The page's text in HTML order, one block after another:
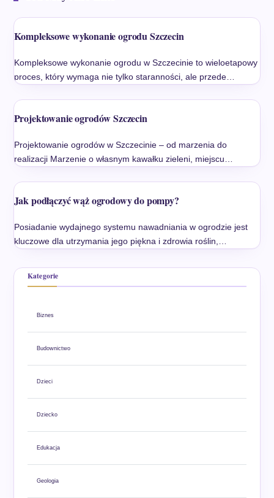
Kompleksowe wykonanie ogrodu Szczecin
Kompleksowe wykonanie ogrodu w Szczecinie to wieloetapowy
proces, który wymaga nie tylko staranności, ale przede…
Projektowanie ogrodów Szczecin
Projektowanie ogrodów w Szczecinie – od marzenia do
realizacji Marzenie o własnym kawałku zieleni, miejscu…
Jak podłączyć wąż ogrodowy do pompy?
Posiadanie wydajnego systemu nawadniania w ogrodzie jest
kluczowe dla utrzymania jego piękna i zdrowia roślin,…
Kategorie
Biznes
Budownictwo
Dzieci
Dziecko
Edukacja
Geologia